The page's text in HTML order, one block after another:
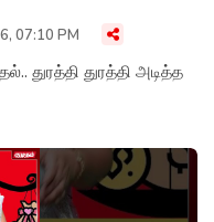
07:10 PM
துரத்தி துரத்தி அடித்த